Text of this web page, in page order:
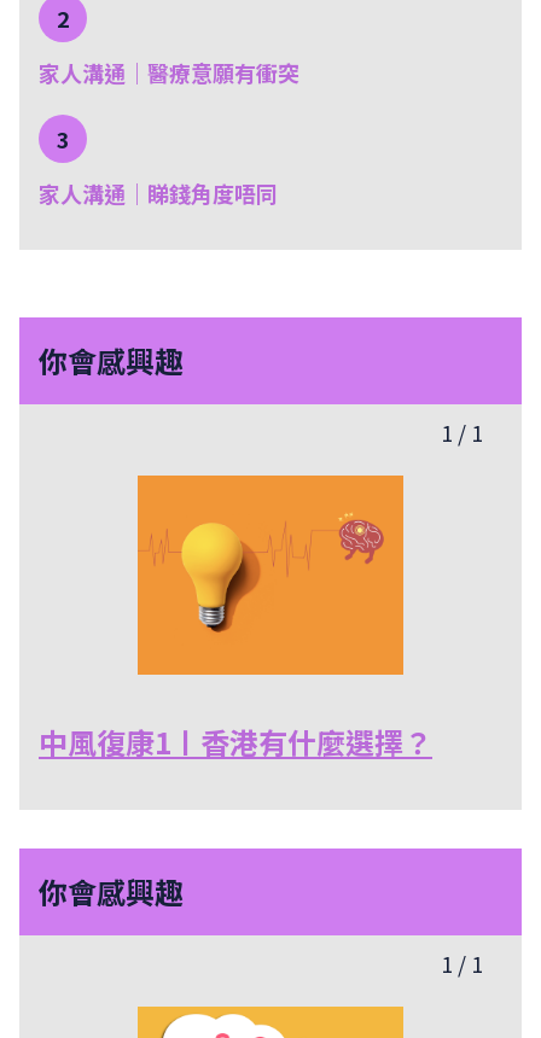
2
家人溝通｜醫療意願有衝突
3
家人溝通｜睇錢角度唔同
你會感興趣
1 / 1
中風復康1〡香港有什麼選擇？
你會感興趣
1 / 1